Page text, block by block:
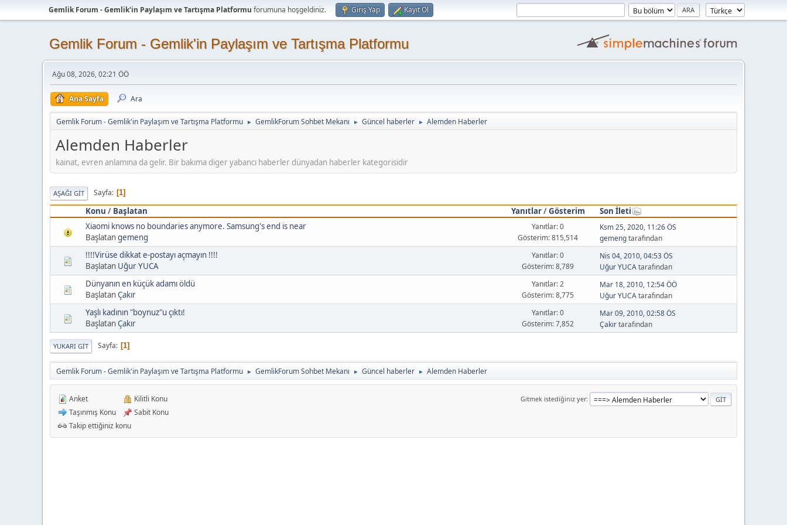
Gemlik Forum - Gemlik'in Paylaşım ve Tartışma Platformu forumuna hoşgeldiniz. Giriş Yap Kayıt Ol
Gemlik Forum - Gemlik'in Paylaşım ve Tartışma Platformu
Ağu 08, 2026, 02:21 ÖÖ
Ana Sayfa Ara
Gemlik Forum - Gemlik'in Paylaşım ve Tartışma Platformu ► GemlikForum Sohbet Mekanı ► Güncel haberler ► Alemden Haberler
Alemden Haberler
kainat, evren anlamına da gelir. Bir bakıma diger yabancı haberler dünyadan haberler kategorisidir
AŞAĞI GIT Sayfa 1
Konu / Başlatan Yanıtlar/Gösterim
Son İleti
Xiaomi knows no boundaries anymore. Samsung's end is near
Başlatangemeng
Yanıtlar: 0
Gösterim: 815,514
Ksm 25, 2020, 11:26 ÖS
gemengtarafından
!!!!Virüse dikkat e-postayı açmayın !!!!
Başlatan Uğur YUCA
Yanıtlar: 0
Gösterim: 8,789
Nis 04, 2010, 04:53 ÖS
Uğur YUCAtarafından
Dünyanın en küçük adamı öldü
BaşlatanÇakır
Yanıtlar: 2
Gösterim: 8,775
Mar 18, 2010, 12:54 ÖÖ
Uğur YUCAtarafından
Yaşlı kadının "boynuz"u çıktı!
BaşlatanÇakır
Yanıtlar: 0
Gösterim: 7,852
Mar 09, 2010, 02:58 ÖS
Çakırtarafından
YUKARI GIT Sayfa 1
Gemlik Forum - Gemlik'in Paylaşım ve Tartışma Platformu ► GemlikForum Sohbet Mekanı ► Güncel haberler ► Alemden Haberler
Gitmek istediğiniz yer
Anket
Taşınmış Konu
Kilitli Konu
Sabit Konu
Takip ettiğiniz konu